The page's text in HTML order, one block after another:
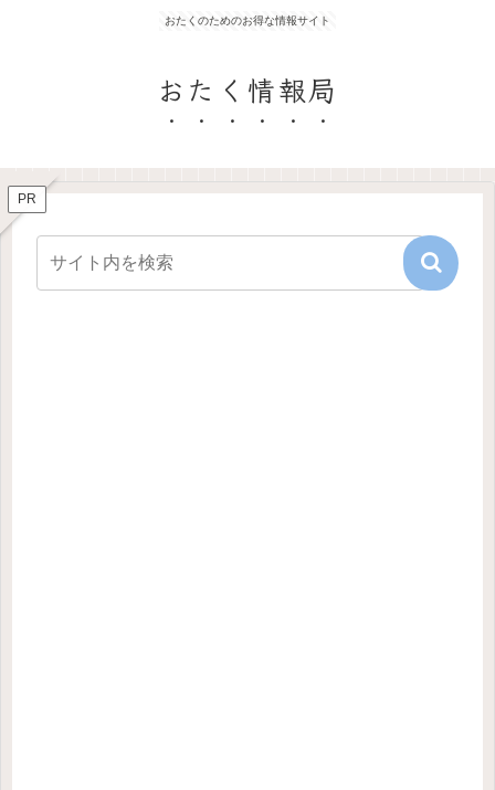
おたくのためのお得な情報サイト
おたく情報局
PR